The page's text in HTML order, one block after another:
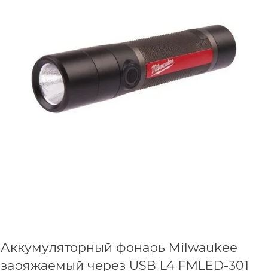
Аккумуляторный фонарь Milwaukee
заряжаемый через USB L4 FMLED-301